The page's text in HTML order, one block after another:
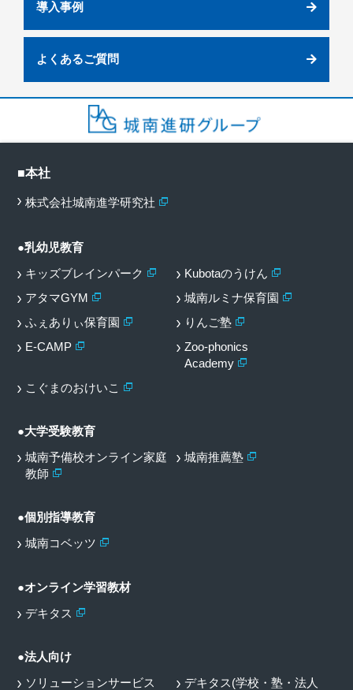
導入事例
よくあるご質問
■本社
株式会社城南進学研究社
●乳幼児教育
キッズブレインパーク
Kubotaのうけん
アタマGYM
城南ルミナ保育園
ふぇありぃ保育園
りんご塾
E-CAMP
Zoo-phonics
Academy
こぐまのおけいこ
●大学受験教育
城南予備校オンライン家庭
教師
城南推薦塾
●個別指導教育
城南コベッツ
●オンライン学習教材
デキタス
●法人向け
ソリューションサービス
デキタス(学校・塾・法人